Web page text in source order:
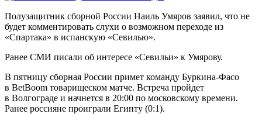
Полузащитник сборной России Наиль Умяров заявил, что не
будет комментировать слухи о возможном переходе из
«Спартака» в испанскую «Севилью».
Ранее СМИ писали об интересе «Севильи» к Умярову.
В пятницу сборная России примет команду Буркина‑Фасо
в BetBoom товарищеском матче. Встреча пройдет
в Волгограде и начнется в 20:00 по московскому времени.
Ранее россияне проиграли Египту (0:1).